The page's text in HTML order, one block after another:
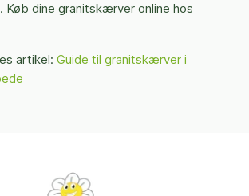
Køb dine granitskærver online hos
artikel: Guide til granitskærver i